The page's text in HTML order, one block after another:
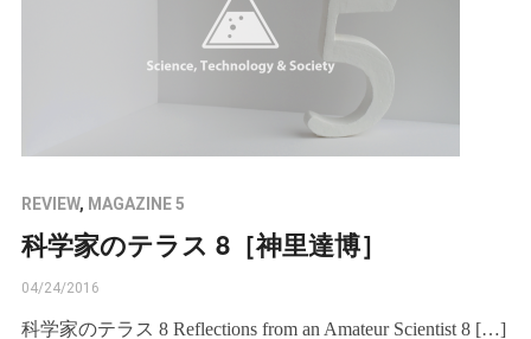
REVIEW, MAGAZINE 5
科学家のテラス 8［神里達博］
04/24/2016
科学家のテラス 8 Reflections from an Amateur Scientist 8 […]